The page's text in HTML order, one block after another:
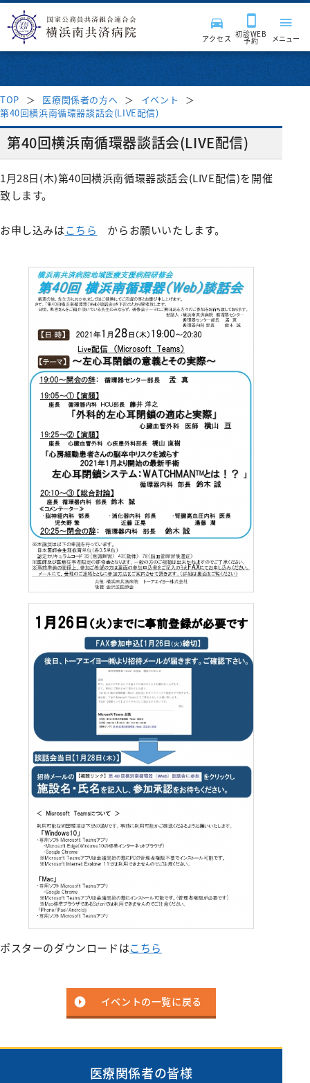
アクセス 初診WEB
予約 メニュー
アクセス フロアマップ 初診WEB予約
お問い合わせ
総合案内
045-782-2101
サイトマップ
個人情報保護方針・診療記録など開示
来院される皆様へ
受診案内
再診の方
セカンドオピニオン外来
相談窓口
入院のご案内
入院費用について
個室のご案内
面会・お見舞いについて
お見舞いメール
病院施設・設備
医療設備紹介
医師検索
外来医師担当表
人間ドック
病院からのお願い
交通・アクセス
フロアマップ
ご意見箱（みなさまの声）
呼吸器内科
血液内科
腎臓高血圧内科
内分泌代謝内科
膠原病リウマチ内科
小児科
緩和支持療法科
透析センター
循環器内科
心臓血管外科
外科・消化器外科
乳腺外科
呼吸器外科
整形外科
皮膚科
泌尿器科
産婦人科
出産のご案内（産科）
眼科
耳鼻咽喉科
放射線科
歯科口腔外科
臨床検査科
薬剤科
病理診断科
化学療法室
ME科
栄養科
臨床研究センター
看護部
健康管理センター
地域医療連携
相談窓口
チーム医療活動
栄養サポートチーム
感染制御チーム
褥瘡対策チーム
口腔ケア・摂食嚥下サポートチーム
退院支援チーム
認知症ケアチーム
心臓リハビリテーションチーム
排尿ケアチーム
理念・基本方針
病院概要
施設紹介
病院指標
病院医療機能評価機構認定病院
院内ボランティア活動について
みなみ健康セミナー
市民公開講座
広報誌『ともに』
みなみコミュニティ
地域医療連携
医師検索
緩和ケア病棟について（医療関係者向け）
臨床研修のご案内
初期研修医向けの病院見学
各種データ
病院見学・お問い合わせフォーム
後期臨床研修プログラムのご案内
初期臨床研修プログラムのご案内
地域医療支援病院の講演会・研修会
連携登録医専用ページ（ログイン）
Doctorのミカタ『コラム』
採用情報
TOP 医療関係者の方へ
イベント
第40回横浜南循環器談話会(LIVE配信)
第40回横浜南循環器談話会(LIVE配信)
1月28日(木)第40回横浜南循環器談話会(LIVE配信)を開催
致します。
お申し込みはこちら からお願いいたします。
ポスターのダウンロードはこちら
イベントの一覧に戻る
医療関係者の皆様